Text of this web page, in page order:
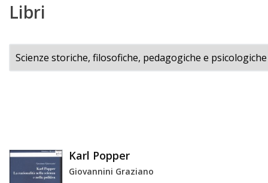
Libri
Karl Popper
Giovannini Graziano